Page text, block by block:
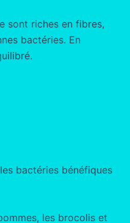
sont riches en fibres,
bactéries. En
bactéries bénéfiques
les brocolis et